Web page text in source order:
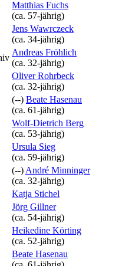
Matthias Fuchs
(ca. 57‑jährig)
Jens Wawrczeck
(ca. 34‑jährig)
Andreas Fröhlich
(ca. 32‑jährig)
Oliver Rohrbeck
(ca. 32‑jährig)
(--) Beate Hasenau
(ca. 61‑jährig)
Wolf-Dietrich Berg
(ca. 53‑jährig)
Ursula Sieg
(ca. 59‑jährig)
(--) André Minninger
(ca. 32‑jährig)
Katja Stichel
Jörg Gillner
(ca. 54‑jährig)
Heikedine Körting
(ca. 52‑jährig)
Beate Hasenau